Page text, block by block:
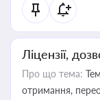
Ліцензії,
Про що тема:
отримання,